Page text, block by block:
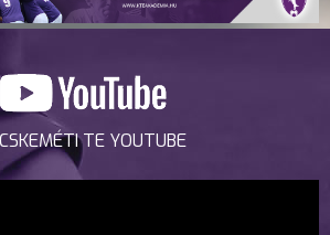
TE YOUTUBE